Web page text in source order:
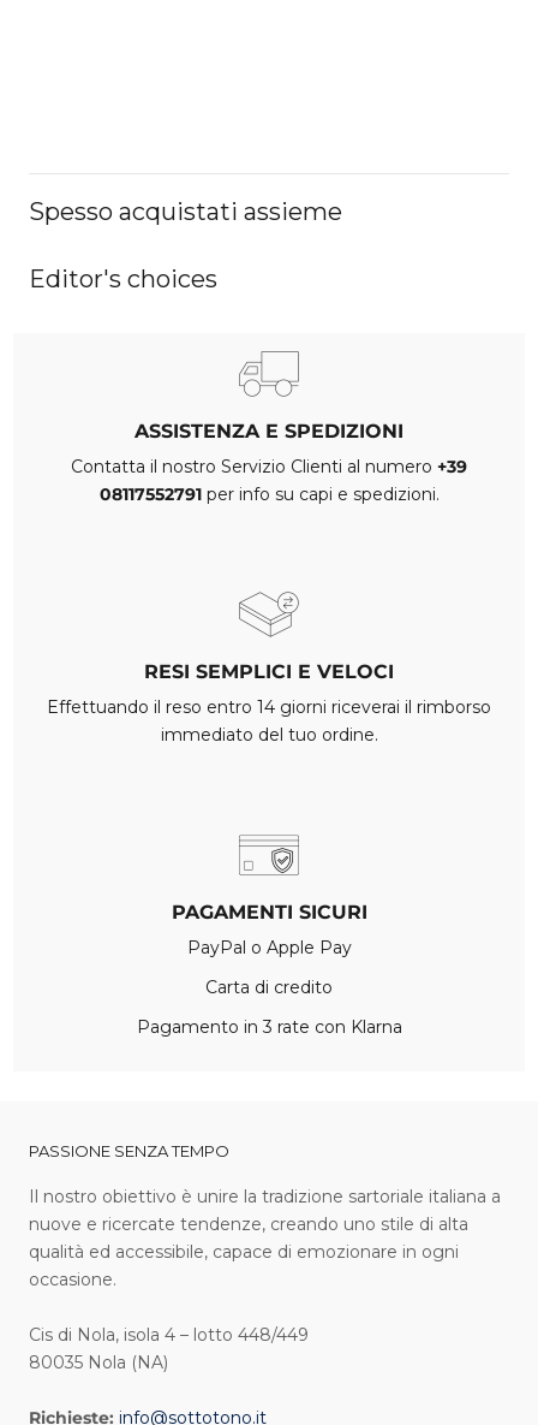
Spesso acquistati assieme
Editor's choices
ASSISTENZA E SPEDIZIONI
Contatta il nostro Servizio Clienti al numero +39
08117552791 per info su capi e spedizioni.
RESI SEMPLICI E VELOCI
Effettuando il reso entro 14 giorni riceverai il rimborso
immediato del tuo ordine.
PAGAMENTI SICURI
PayPal o Apple Pay
Carta di credito
Pagamento in 3 rate con Klarna
PASSIONE SENZA TEMPO
I l nostro obiettivo è unire la tradizione sartoriale italiana a
nuove e ricercate tendenze, creando uno stile di alta
qualità ed accessibile, capace di emozionare in ogni
occasione.
Cis di Nola, isola 4 – lotto 448/449
80035 Nola (NA)
Richieste: info@sottotono.it